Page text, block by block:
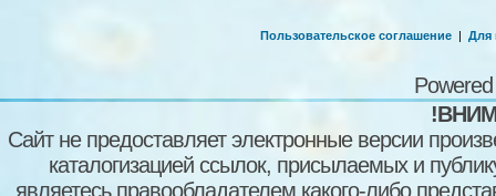
Пользовательское соглашение | Для
Сайт не предоставляет электронные версии
каталогизацией ссылок, присылаемых и
являетесь правообладателем какого-либо